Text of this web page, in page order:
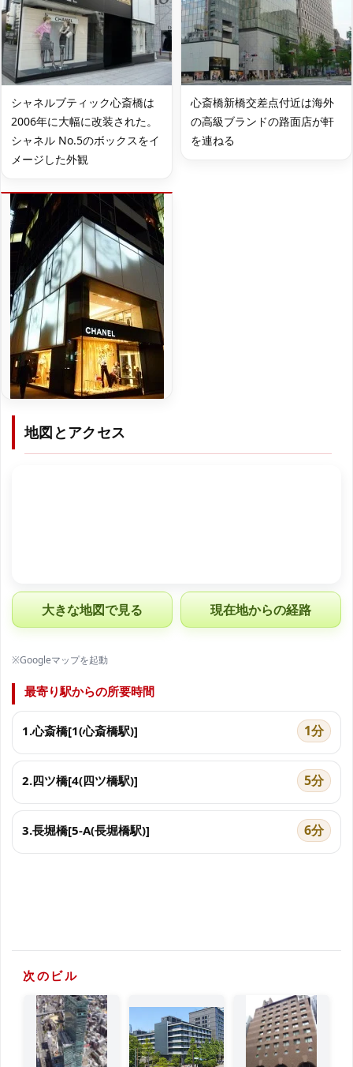
シャネルブティック心斎橋は
2006年に大幅に改装された。
シャネル No.5のボックスをイ
メージした外観
心斎橋新橋交差点付近は海外
の高級ブランドの路面店が軒
を連ねる
地図とアクセス
大きな地図で見る 現在地からの経路
※Googleマップを起動
最寄り駅からの所要時間
1.心斎橋[1(心斎橋駅)] 1分
2.四ツ橋[4(四ツ橋駅)] 5分
3.長堀橋[5-A(長堀橋駅)] 6分
次のビル